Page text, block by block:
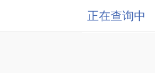
正在查询中